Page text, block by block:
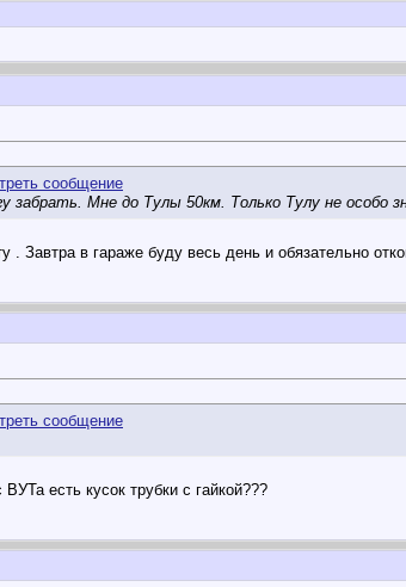
забрать. Мне до Тулы 50км. Только Тулу не особо
. Завтра в гараже буду весь день и обязательно
есть кусок трубки с гайкой???